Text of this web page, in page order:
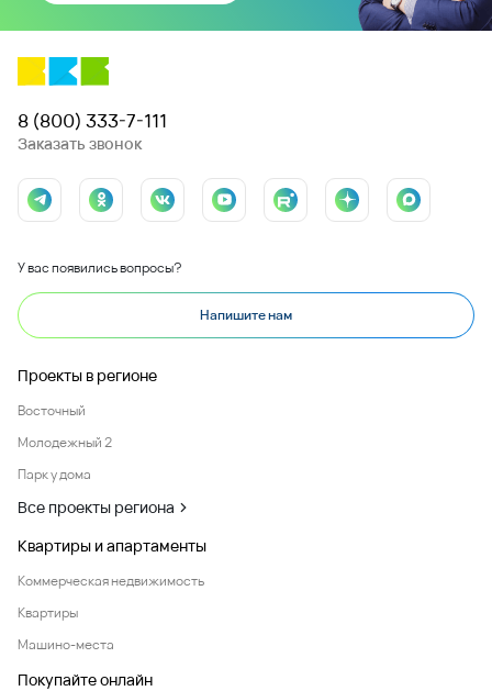
8 (800) 333-7-111
Заказать звонок
У вас появились вопросы?
Напишите нам
Проекты в регионе
Восточный
Молодежный 2
Парк у дома
Все проекты региона
Квартиры и апартаменты
Коммерческая недвижимость
Квартиры
Машино-места
Покупайте онлайн